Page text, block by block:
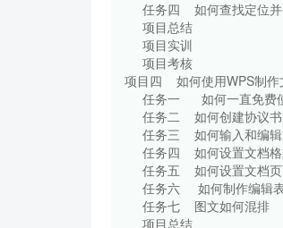
任务四 如何查
项目总
项目实
项目考
项目四 如何使
任务一 如何一
任务二 如何创
任务三 如何输
任务四 如何
任务五 如何设
任务六 如何
任务七 图文
项目总